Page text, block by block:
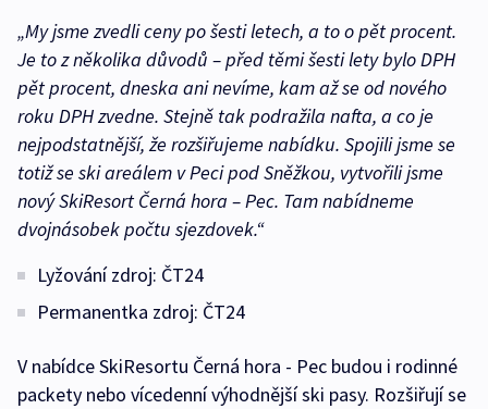
„My jsme zvedli ceny po šesti letech, a to o pět procent.
Je to z několika důvodů – před těmi šesti lety bylo DPH
pět procent, dneska ani nevíme, kam až se od nového
roku DPH zvedne. Stejně tak podražila nafta, a co je
nejpodstatnější, že rozšiřujeme nabídku. Spojili jsme se
totiž se ski areálem v Peci pod Sněžkou, vytvořili jsme
nový SkiResort Černá hora – Pec. Tam nabídneme
dvojnásobek počtu sjezdovek.“
Lyžování zdroj: ČT24
Permanentka zdroj: ČT24
V nabídce SkiResortu Černá hora - Pec budou i rodinné
packety nebo vícedenní výhodnější ski pasy. Rozšiřují se